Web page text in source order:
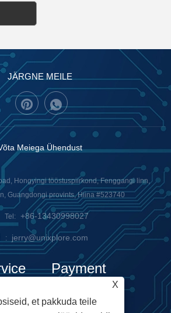
JÄRGNE MEILE
Meiega Ühendust
Hongyingi tööstuspiirkond, Fenggangi linn,
Guangdongi provints, Hiina #523740
Tel: +86-13430998027
: jerry@unixplore.com
Payment
Options
X
et pakkuda teile